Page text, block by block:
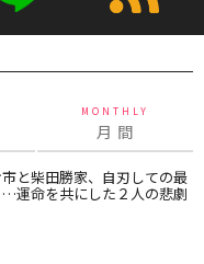
MONTHLY
月 間
市と柴田勝家、自刃しての最
運命を共にした２人の悲劇